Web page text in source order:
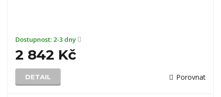
Dostupnost: 2-3 dny
2 842 Kč
DETAIL Porovnat